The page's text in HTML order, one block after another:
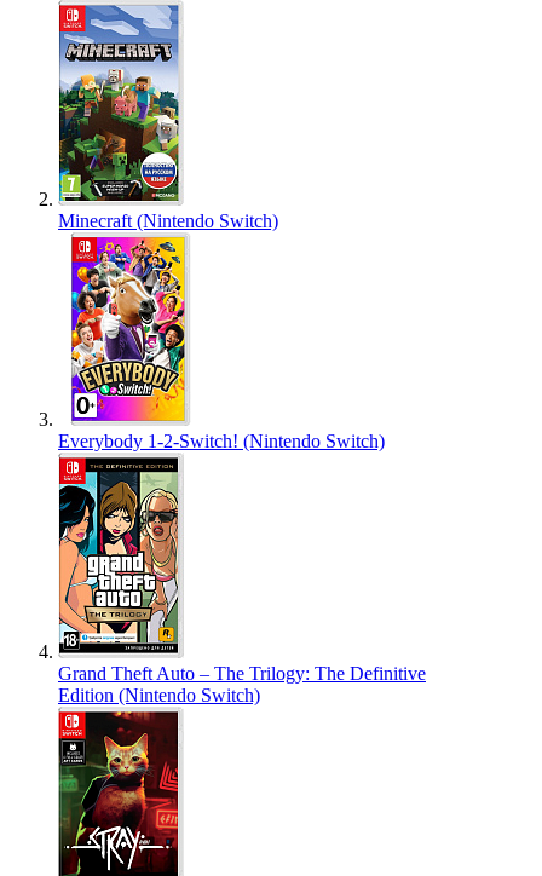
Minecraft (Nintendo Switch)
Everybody 1-2-Switch! (Nintendo Switch)
Grand Theft Auto – The Trilogy: The Definitive
Edition (Nintendo Switch)